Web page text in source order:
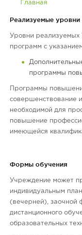
Главная
Реализуемые уровни
Уровни реализуемых
программ с
программы
Программы
совершенствование
необходимой для
повышение
имеющейся
Формы обучения
Учреждение может
индивидуальным
(вечерней),
дистанционного
образовательных